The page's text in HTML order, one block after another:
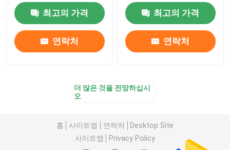
최고의 가격
연락처
최고의 가격
연락처
더 많은 것을 전망하십시
오
홈 사이트맵 연락처
Desktop Site
사이트맵
Privacy Policy